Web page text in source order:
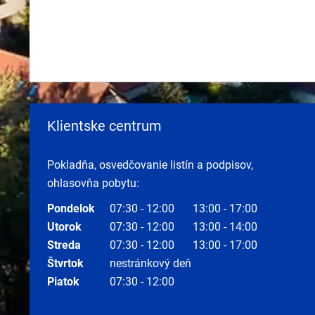
Klientske centrum
Pokladňa, osvedčovanie listín a podpisov,
ohlasovňa pobytu:
Pondelok
07:30 - 12:00
13:00 - 17:00
Utorok
07:30 - 12:00
13:00 - 14:00
Streda
07:30 - 12:00
13:00 - 17:00
Štvrtok
nestránkový deň
Piatok
07:30 - 12:00